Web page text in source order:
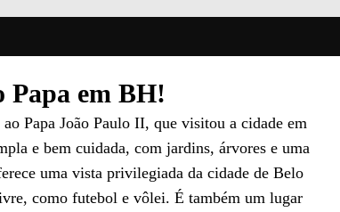
Papa em BH!
Papa João Paulo II, que visitou a cidade em
e bem cuidada, com jardins, árvores e uma
uma vista privilegiada da cidade de Belo
como futebol e vôlei. É também um lugar